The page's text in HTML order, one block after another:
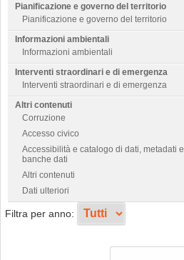
Pianificazione e governo del territorio
Pianificazione e governo del territorio
Informazioni ambientali
Informazioni ambientali
Interventi straordinari e di emergenza
Interventi straordinari e di emergenza
Altri contenuti
Corruzione
Accesso civico
Accessibilità e catalogo di dati, metadati e
banche dati
Altri contenuti
Dati ulteriori
Filtra per anno: